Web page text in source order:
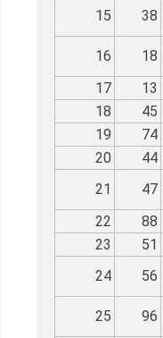
15
38
16 18
17
13
18
45
19
74
20
44
21
47
22
88
23
51
24
56
25 96